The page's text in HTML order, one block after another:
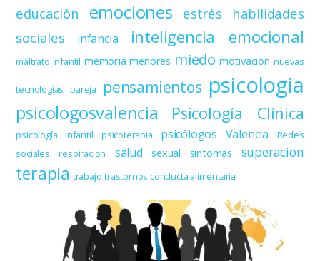
educación emociones estrés
habilidades
sociales
infancia inteligencia emocional
maltrato infantil memoria menores miedo motivacion nuevas
tecnologías pareja pensamientos psicologia
psicologosvalencia Psicología Clínica
psicología infantil psicoterapia psicólogos Valencia
Redes
sociales
respiracion salud sexual sintomas superacion
terapia trabajo trastornos conducta alimentaria